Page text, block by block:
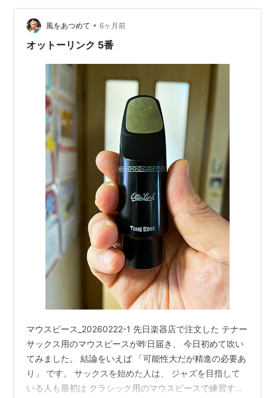
[Apple Music] Sliding Cafe [Amazon Prime Music]
[YouTube] Slid…
風をあつめて • 6ヶ月前
オットーリンク 5番
マウスピース_20260222-1 先日楽器店で注文した テナー
サックス用のマウスピースが昨日届き、 今日初めて吹い
てみました。 結論をいえば 「可能性大だが精進の必要あ
り」 です。 サックスを始めた人は、 ジャズを目指して
いる人も最初は クラシック用のマウスピースで練習する